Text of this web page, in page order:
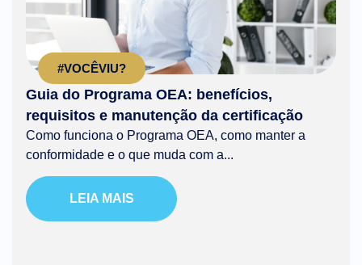
#VOCÊVIU?
Guia do Programa OEA: benefícios,
requisitos e manutenção da certificação
Como funciona o Programa OEA, como manter a
conformidade e o que muda com a...
LEIA MAIS